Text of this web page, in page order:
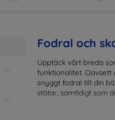
Fodral och
Upptäck vårt breda
funktionalitet.
snyggt fodral till din
stötar, samtidigt som